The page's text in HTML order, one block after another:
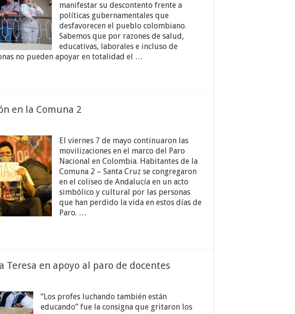
manifestar su descontento frente a
políticas gubernamentales que
desfavorecen el pueblo colombiano.
Sabemos que por razones de salud,
educativas, laborales e incluso de
no pueden apoyar en totalidad el …
en la Comuna 2
El viernes 7 de mayo continuaron las
movilizaciones en el marco del Paro
Nacional en Colombia. Habitantes de la
Comuna 2 – Santa Cruz se congregaron
en el coliseo de Andalucía en un acto
simbólico y cultural por las personas
que han perdido la vida en estos días de
Paro. …
Teresa en apoyo al paro de docentes
“Los profes luchando también están
educando” fue la consigna que gritaron los